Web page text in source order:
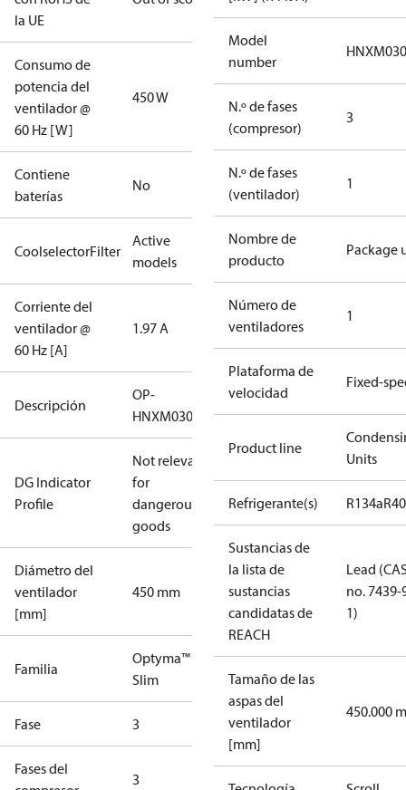
la UE
Consumo de
potencia del
ventilador @
60 Hz [W]
450 W
Contiene
baterías
No
CoolselectorFilter
Active
models
Corriente del
ventilador @
60 Hz [A]
1.97 A
Descripción
OP-
HNXM0300UWG000Q
DG Indicator
Profile
Not relevant
for
dangerous
goods
Diámetro del
ventilador
[mm]
450 mm
Familia
Optyma™
Slim
Fase 3
Fases del
3
Model
number
N.º de fases
(compresor)
3
N.º de fases
(ventilador)
1
Nombre de
producto
Package
Número de
ventiladores
1
Plataforma de
velocidad
Fixed-
Product line
Units
Refrigerante(s) R134a
Sustancias de
la lista de
sustancias
candidatas de
REACH
Lead
no. 7439-
1)
Tamaño de las
aspas del
ventilador
[mm]
450.000